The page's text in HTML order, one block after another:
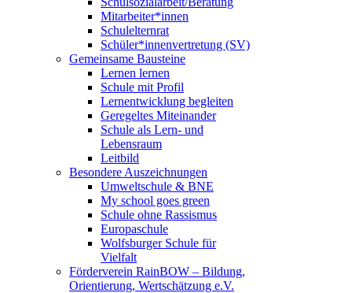
Mitarbeiter*innen
Schulelternrat
Schüler*innenvertretung (SV)
Gemeinsame Bausteine
Lernen lernen
Schule mit Profil
Lernentwicklung begleiten
Geregeltes Miteinander
Schule als Lern- und
Lebensraum
Leitbild
Besondere Auszeichnungen
Umweltschule & BNE
My school goes green
Schule ohne Rassismus
Europaschule
Wolfsburger Schule für
Vielfalt
Förderverein RainBOW – Bildung,
Orientierung, Wertschätzung e.V.